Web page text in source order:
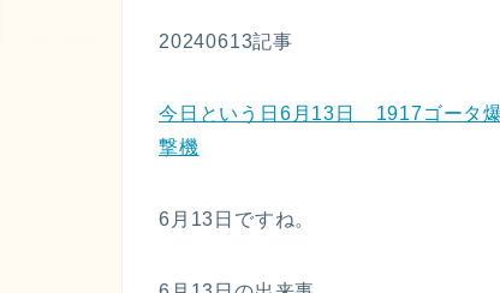
20240613記事
今日という日6月13日 1917ゴータ
撃機
6月13日ですね。